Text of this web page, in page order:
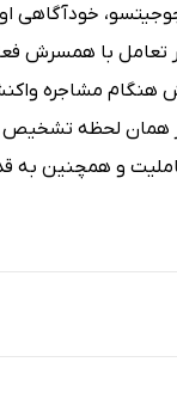
خودآگاهی
تعامل با همسرش
هنگام مشاجره
همان لحظه
و همچنین به